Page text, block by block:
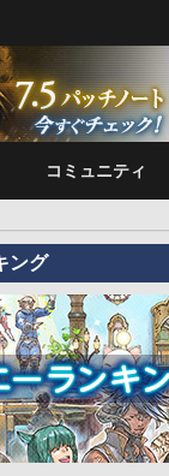
コミュニティ
ング